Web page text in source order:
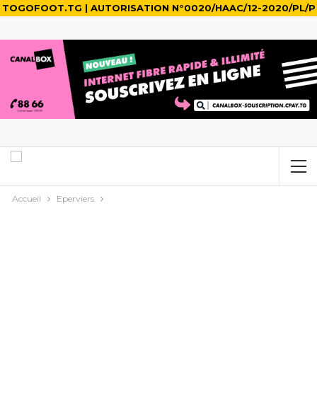
TOGOFOOT.TG | AUTORISATION N°0020/HAAC/12-2020/PL/P
Accueil Eperviers